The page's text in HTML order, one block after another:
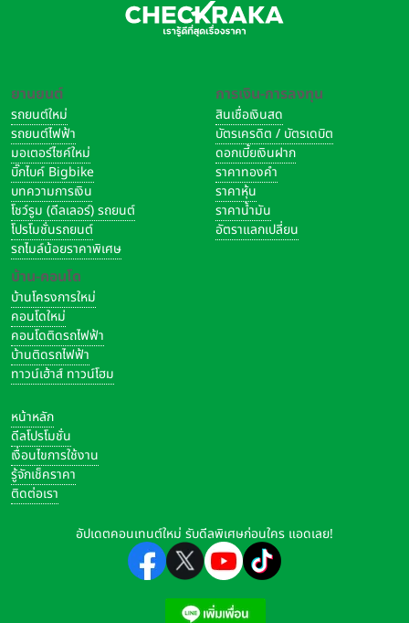
ยานยนต์
รถยนต์ใหม่
รถยนต์ไฟฟ้า
มอเตอร์ไซค์ใหม่
บิ๊กไบค์ Bigbike
บทความการเงิน
โชว์รูม (ดีลเลอร์) รถยนต์
โปรโมชั่นรถยนต์
รถไมล์น้อยราคาพิเศษ
บ้าน-คอนโด
บ้านโครงการใหม่
คอนโดใหม่
คอนโดติดรถไฟฟ้า
บ้านติดรถไฟฟ้า
ทาวน์เฮ้าส์ ทาวน์โฮม
การเงิน-การลงทุน
สินเชื่อเงินสด
บัตรเครดิต / บัตรเดบิต
ดอกเบี้ยเงินฝาก
ราคาทองคำ
ราคาหุ้น
ราคาน้ำมัน
อัตราแลกเปลี่ยน
หน้าหลัก
ดีลโปรโมชั่น
เงื่อนไขการใช้งาน
รู้จักเช็คราคา
ติดต่อเรา
อัปเดตคอนเทนต์ใหม่ รับดีลพิเศษก่อนใคร แอดเลย!